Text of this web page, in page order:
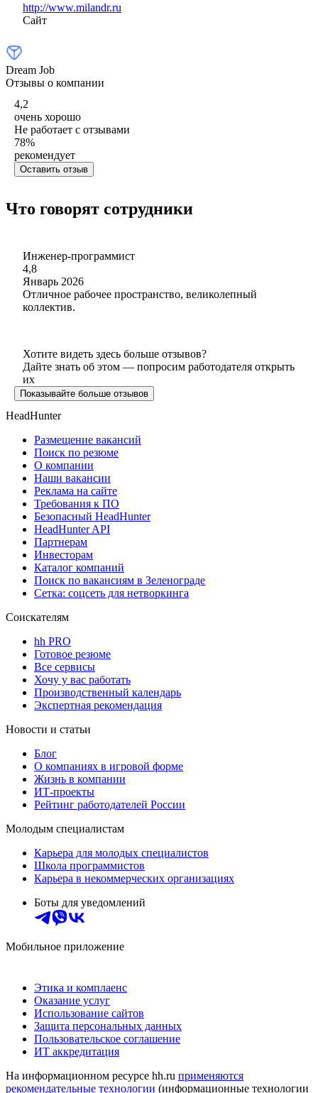
http://www.milandr.ru
Сайт
Dream Job
Отзывы о компании
4,2
очень хорошо
Не работает с отзывами
78%
рекомендует
Оставить отзыв
Что говорят сотрудники
Инженер-программист
4,8
Январь 2026
Отличное рабочее пространство, великолепный
коллектив.
Хотите видеть здесь больше отзывов?
Дайте знать об этом — попросим работодателя открыть
их
Показывайте больше отзывов
HeadHunter
Размещение вакансий
Поиск по резюме
О компании
Наши вакансии
Реклама на сайте
Требования к ПО
Безопасный HeadHunter
HeadHunter API
Партнерам
Инвесторам
Каталог компаний
Поиск по вакансиям в Зеленограде
Сетка: соцсеть для нетворкинга
Соискателям
hh PRO
Готовое резюме
Все сервисы
Хочу у вас работать
Производственный календарь
Экспертная рекомендация
Новости и статьи
Блог
О компаниях в игровой форме
Жизнь в компании
ИТ-проекты
Рейтинг работодателей России
Молодым специалистам
Карьера для молодых специалистов
Школа программистов
Карьера в некоммерческих организациях
Боты для уведомлений
Мобильное приложение
Этика и комплаенс
Оказание услуг
Использование сайтов
Защита персональных данных
Пользовательское соглашение
ИТ аккредитация
На информационном ресурсе hh.ru применяются
рекомендательные технологии (информационные технологии